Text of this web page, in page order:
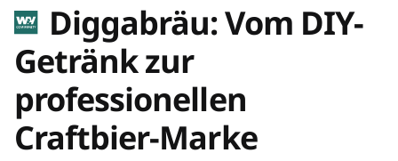
Diggabräu: Vom DIY-
Getränk zur
professionellen
Craftbier-Marke